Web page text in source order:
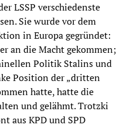
LSSP verschiedenste
Sie wurde vor dem
in Europa gegründet:
an die Macht gekommen;
Politik Stalins und
Position der „dritten
hatte, hatte die
und gelähmt. Trotzki
aus KPD und SPD